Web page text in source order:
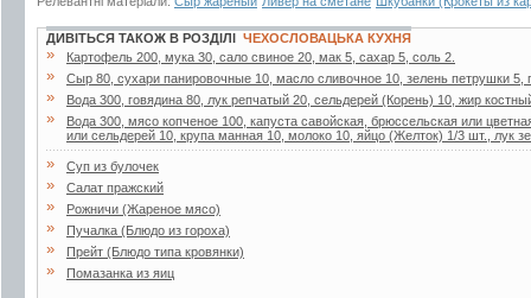
ДИВІТЬСЯ ТАКОЖ В РОЗДІЛІ ЧЕХОСЛОВАЦЬКА КУХНЯ
» Картофель 200, мука 30, сало свиное 20, мак 5, сахар 5, соль 2.
» Сыр 80, сухари панировочные 10, масло сливочное 10, зелень петрушки 5,
» Вода 300, говядина 80, лук репчатый 20, сельдерей (Корень) 10, жир
»
Вода 300, мясо копченое 100, капуста савойская, брюссельская или
или сельдерей 10, крупа манная 10, молоко 10, яйцо (Желток) 1/3 шт., лук
» Суп из булочек
» Салат пражский
» Рожничи (Жареное мясо)
» Пучалка (Блюдо из гороха)
» Прейт (Блюдо типа кровянки)
» Помазанка из яиц